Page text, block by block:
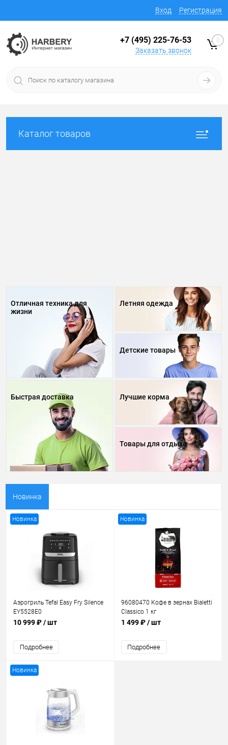
Вход Регистрация
+7 (495) 225-76-53
Заказать звонок
0
Каталог товаров
Отличная техника для
жизни
Летняя одежда
Детские товары
Быстрая доставка Лучшие корма
Товары для отдыха
Новинка
Новинка
Аэрогриль Tefal Easy Fry Silence
EY5528E0
10 999 ₽/ шт
Подробнее
Новинка
96080470 Кофе в зернах Bialetti
Classico 1 кг
1 499 ₽/ шт
Подробнее
Новинка